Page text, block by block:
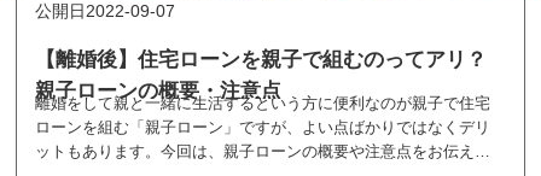
【離婚後】住宅ローンを親子で組むのってアリ？
親子ローンの概要・注意点
2022-09-07
離婚をして親と一緒に生活するという方に便利なのが親子で住宅
ローンを組む「親子ローン」ですが、よい点ばかりではなくデリ
ットもあります。今回は、親子ローンの概要や注意点をお伝えし